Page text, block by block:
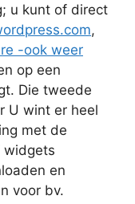
u kunt of direct
,
-ook weer
op een
Die tweede
U wint er heel
met de
widgets
en
voor bv.